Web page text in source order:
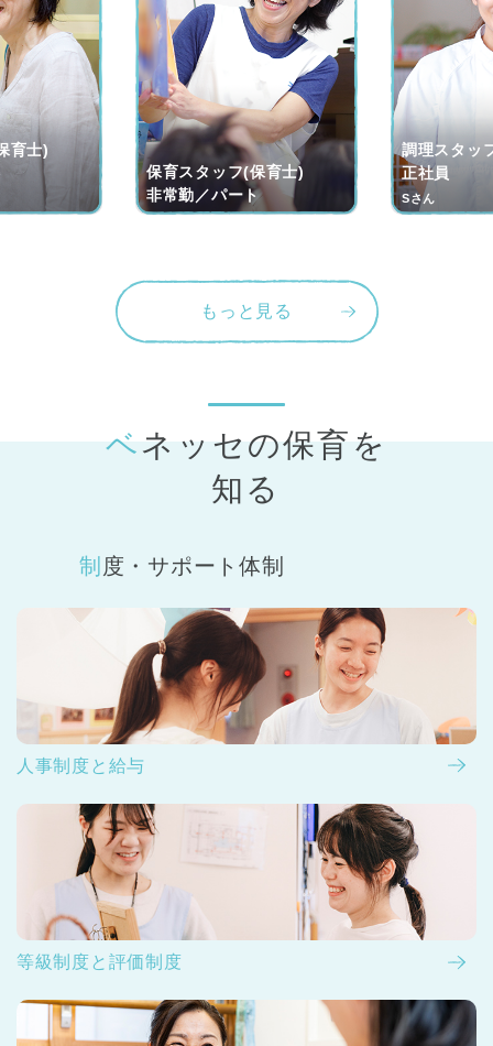
育士)
保育スタッフ(保育士)
非常勤／パート
調理スタッ
正社員
Sさん
もっと見る
ベネッセの保育を
知る
制度・サポート体制
人事制度と給与
等級制度と評価制度